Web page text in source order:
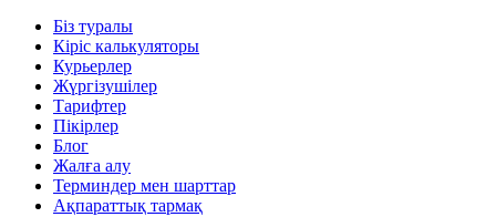
Біз туралы
Кіріс калькуляторы
Курьерлер
Жүргізушілер
Тарифтер
Пікірлер
Блог
Жалға алу
Терминдер мен шарттар
Ақпараттық тармақ